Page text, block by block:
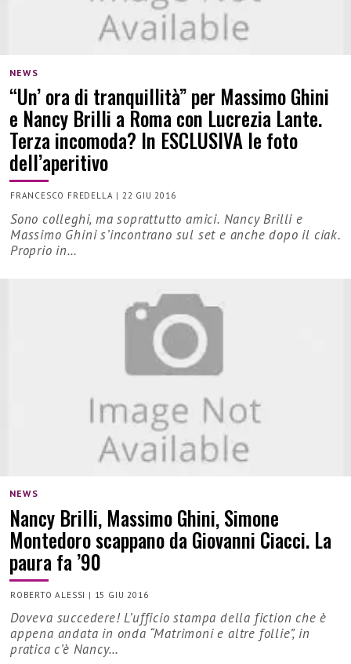
NEWS
“Un’ ora di tranquillità” per Massimo Ghini
e Nancy Brilli a Roma con Lucrezia Lante.
Terza incomoda? In ESCLUSIVA le foto
dell’aperitivo
FRANCESCO FREDELLA | 22 GIU 2016
Sono colleghi, ma soprattutto amici. Nancy Brilli e
Massimo Ghini s’incontrano sul set e anche dopo il ciak.
Proprio in…
NEWS
Nancy Brilli, Massimo Ghini, Simone
Montedoro scappano da Giovanni Ciacci. La
paura fa ’90
ROBERTO ALESSI | 15 GIU 2016
Doveva succedere! L’ufficio stampa della fiction che è
appena andata in onda “Matrimoni e altre follie”, in
pratica c’è Nancy…